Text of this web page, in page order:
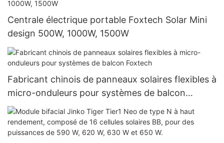
Centrale électrique portable Foxtech Solar Mini
design 500W, 1000W, 1500W
Fabricant chinois de panneaux solaires flexibles à
micro-onduleurs pour systèmes de balcon
Foxtech